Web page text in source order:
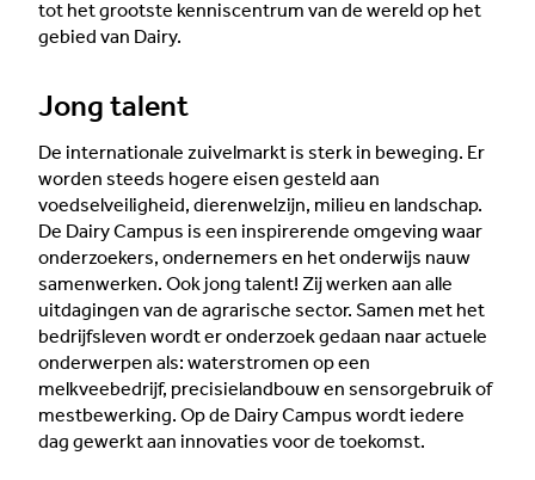
tot het grootste kenniscentrum van de wereld op het
gebied van Dairy.
Jong talent
De internationale zuivelmarkt is sterk in beweging. Er
worden steeds hogere eisen gesteld aan
voedselveiligheid, dierenwelzijn, milieu en landschap.
De Dairy Campus is een inspirerende omgeving waar
onderzoekers, ondernemers en het onderwijs nauw
samenwerken. Ook jong talent! Zij werken aan alle
uitdagingen van de agrarische sector. Samen met het
bedrijfsleven wordt er onderzoek gedaan naar actuele
onderwerpen als: waterstromen op een
melkveebedrijf, precisielandbouw en sensorgebruik of
mestbewerking. Op de Dairy Campus wordt iedere
dag gewerkt aan innovaties voor de toekomst.